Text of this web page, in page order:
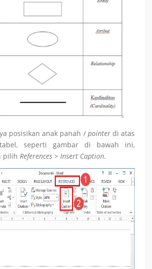
posisikan anak panah / pointerdi atas
seperti gambar di bawah ini,
pilih References > Insert Caption.